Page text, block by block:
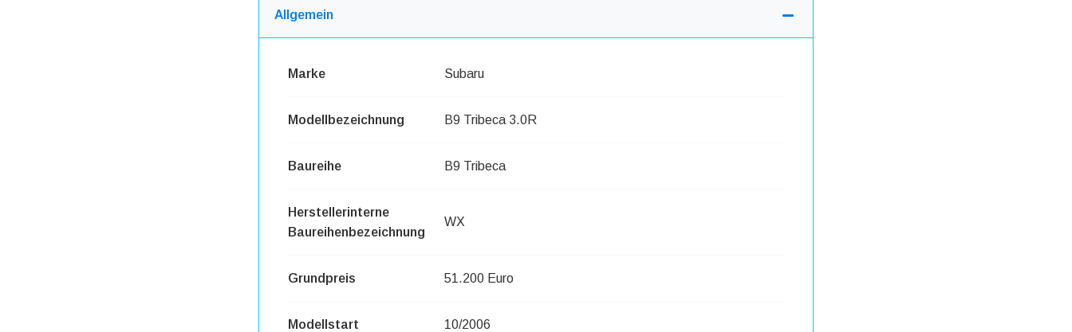
Allgemein
Marke Subaru
Modellbezeichnung B9 Tribeca 3.0R
Baureihe B9 Tribeca
Herstellerinterne
Baureihenbezeichnung
WX
Grundpreis 51.200 Euro
Modellstart 10/2006